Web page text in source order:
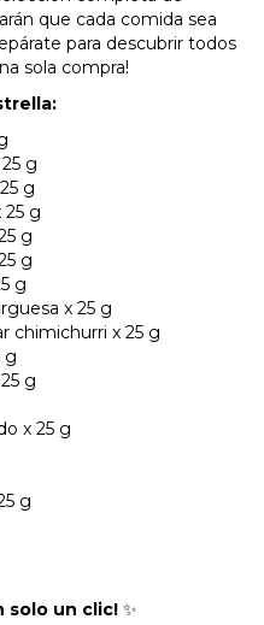
que cada comida sea
para descubrir todos
sola compra!
g
g
g
g
g
g
x 25 g
chimichurri x 25 g
g
g
x 25 g
g
solo un clic! ✨